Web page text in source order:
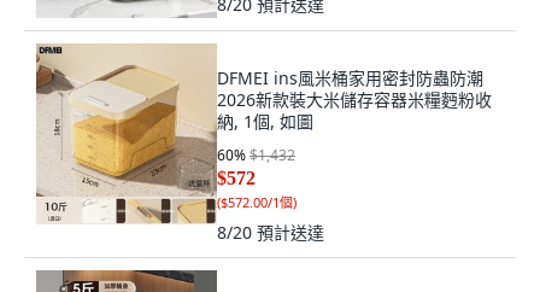
DFMEI ins風米桶家用密封防蟲防潮
2026新款裝大米儲存容器米糧麪粉收
納, 1個, 如圖
60%$1,432
$572
($572.00/1個)
8/20 預計送達